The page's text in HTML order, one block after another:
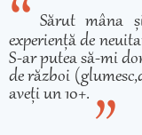
Sărut mâna
experiență de
S-ar putea să-mi
de război
aveți un 10+.